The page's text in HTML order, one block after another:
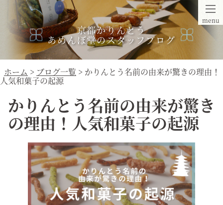
menu
京都かりんとう
あめんぼ堂のスタッフブログ
ホーム > ブログ一覧 > かりんとう名前の由来が驚きの理由！
人気和菓子の起源
かりんとう名前の由来が驚き
の理由！人気和菓子の起源